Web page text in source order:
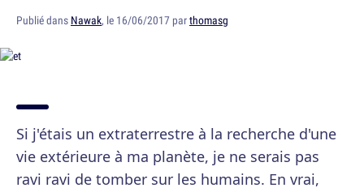
Publié dans Nawak, le 16/06/2017 parthomasg
Si j'étais un extraterrestre à la recherche d'une
vie extérieure à ma planète, je ne serais pas
ravi ravi de tomber sur les humains. En vrai,